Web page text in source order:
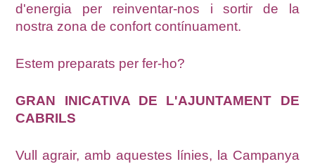
d'energia per reinventar-nos i sortir de la
nostra zona de confort contínuament.
Estem preparats per fer-ho?
GRAN INICATIVA DE L'AJUNTAMENT DE
CABRILS
Vull agrair, amb aquestes línies, la Campanya